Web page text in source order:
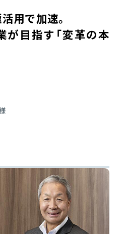
用で加速。
が目指す「変革の本